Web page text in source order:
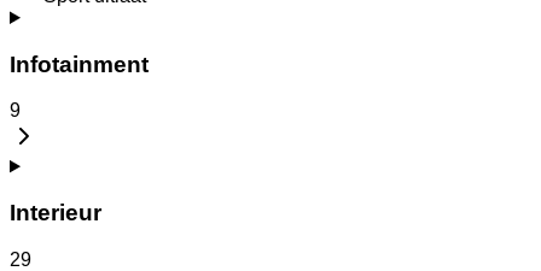
Infotainment
9
Interieur
29